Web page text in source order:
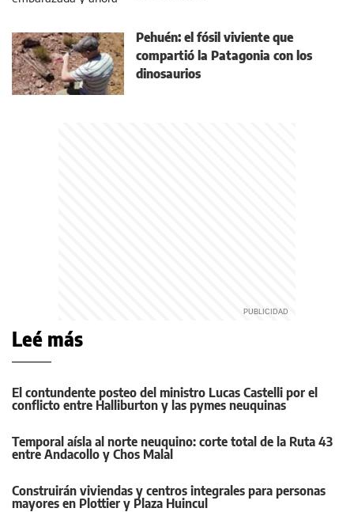
Pehuén: el fósil viviente que
compartió la Patagonia con los
dinosaurios
Leé más
El contundente posteo del ministro Lucas Castelli por el
conflicto entre Halliburton y las pymes neuquinas
Temporal aísla al norte neuquino: corte total de la Ruta 43
entre Andacollo y Chos Malal
Construirán viviendas y centros integrales para personas
mayores en Plottier y Plaza Huincul